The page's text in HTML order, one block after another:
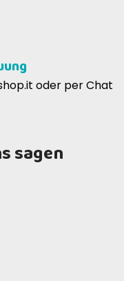
oder per Chat
sagen